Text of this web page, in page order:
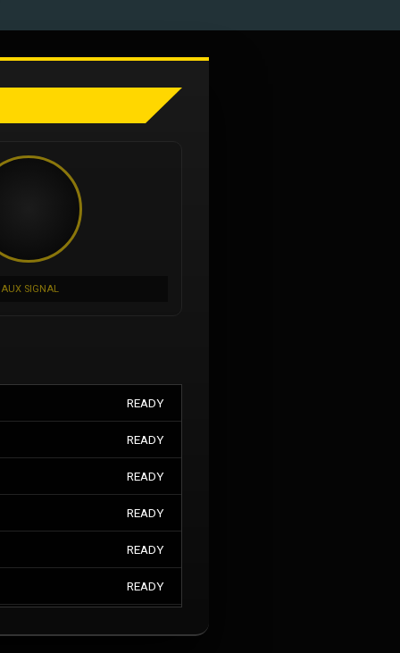
AUX SIGNAL
READY
READY
READY
READY
READY
READY